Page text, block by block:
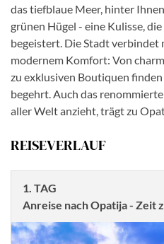
das tiefblaue Meer, hinter
grünen Hügel - eine Kulisse,
begeistert. Die Stadt
modernem Komfort: Von
zu exklusiven Boutiquen finden
begehrt. Auch das
aller Welt anzieht, trägt zu
REISEVERLAUF
1. TAG
Anreise nach Opatija - Zeit